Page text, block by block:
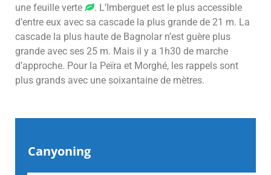
une feuille verte
. L’Imberguet est le plus accessible
d’entre eux avec sa cascade la plus grande de 21 m. La
cascade la plus haute de Bagnolar n’est guère plus
grande avec ses 25 m. Mais il y a 1h30 de marche
d’approche. Pour la Peïra et Morghé, les rappels sont
plus grands avec une soixantaine de mètres.
Canyoning